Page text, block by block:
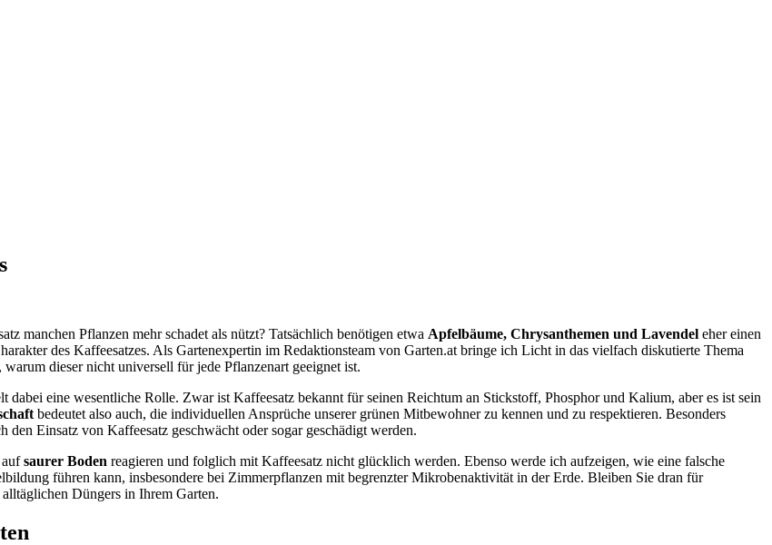
manchen Pflanzen mehr schadet als nützt? Tatsächlich benötigen etwa Apfelbäume, Chrysanthemen und Lavendel eher einen
des Kaffeesatzes. Als Gartenexpertin im Redaktionsteam von Garten.at bringe ich Licht in das vielfach diskutierte Thema
dieser nicht universell für jede Pflanzenart geeignet ist.
dabei eine wesentliche Rolle. Zwar ist Kaffeesatz bekannt für seinen Reichtum an Stickstoff, Phosphor und Kalium, aber es ist sein
bedeutet also auch, die individuellen Ansprüche unserer grünen Mitbewohner zu kennen und zu respektieren. Besonders
Einsatz von Kaffeesatz geschwächt oder sogar geschädigt werden.
aufsaurer Boden reagieren und folglich mit Kaffeesatz nicht glücklich werden. Ebenso werde ich aufzeigen, wie eine falsche
führen kann, insbesondere bei Zimmerpflanzen mit begrenzter Mikrobenaktivität in der Erde. Bleiben Sie dran für
Düngers in Ihrem Garten.